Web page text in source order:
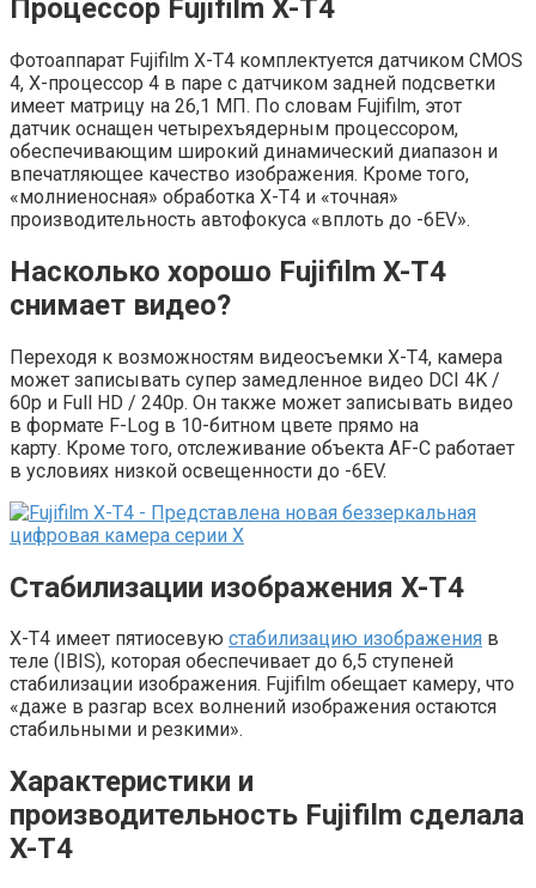
Процессор Fujifilm X-T4
Фотоаппарат Fujifilm X-T4 комплектуется датчиком CMOS
4, X-процессор 4 в паре с датчиком задней подсветки
имеет матрицу на 26,1 МП. По словам Fujifilm, этот
датчик оснащен четырехъядерным процессором,
обеспечивающим широкий динамический диапазон и
впечатляющее качество изображения. Кроме того,
«молниеносная» обработка X-T4 и «точная»
производительность автофокуса «вплоть до -6EV».
Насколько хорошо Fujifilm X-T4
снимает видео?
Переходя к возможностям видеосъемки X-T4, камера
может записывать супер замедленное видео DCI 4K /
60p и Full HD / 240p. Он также может записывать видео
в формате F-Log в 10-битном цвете прямо на
карту. Кроме того, отслеживание объекта AF-C работает
в условиях низкой освещенности до -6EV.
Стабилизации изображения X-T4
X-T4 имеет пятиосевую стабилизацию изображения в
теле (IBIS), которая обеспечивает до 6,5 ступеней
стабилизации изображения. Fujifilm обещает камеру, что
«даже в разгар всех волнений изображения остаются
стабильными и резкими».
Характеристики и
производительность Fujifilm сделала
X-T4